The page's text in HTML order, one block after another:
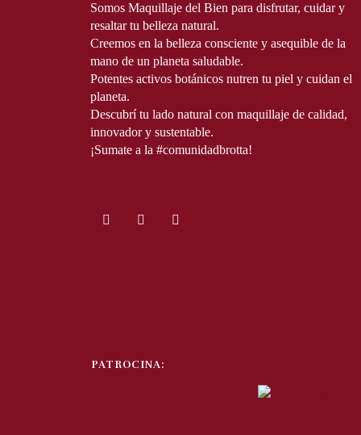
Somos Maquillaje del Bien para disfrutar, cuidar y
resaltar tu belleza natural.
Creemos en la belleza consciente y asequible de la
mano de un planeta saludable.
Potentes activos botánicos nutren tu piel y cuidan el
planeta.
Descubrí tu lado natural con maquillaje de calidad,
innovador y sustentable.
¡Sumate a la #comunidadbrotta!
PATROCINA: